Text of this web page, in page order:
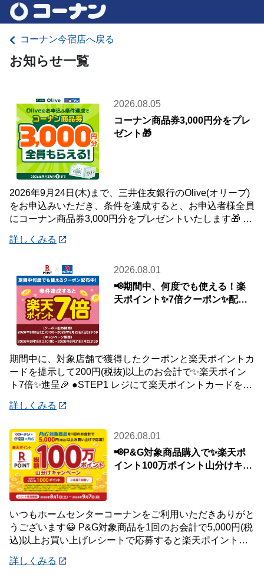
コーナン今宿店へ戻る
お知らせ一覧
2026.08.05
コーナン商品券3,000円分をプレ
ゼント🎁
2026年9月24日(木)まで、三井住友銀行のOlive(オリーブ)
をお申込みいただき、条件を達成すると、お申込者様全員
にコーナン商品券3,000円分をプレゼントいたします🎁 詳
詳しくみる
2026.08.01
📢期間中、何度でも使える！楽
天ポイント✨7倍クーポン✨配布
期間中に、対象店舗で獲得したクーポンと楽天ポイントカ
ードを提示して200円(税抜)以上のお会計で✨楽天ポイン
ト7倍✨進呈🎉 ●STEP1 レジにて楽天ポイントカードを提
詳しくみる
2026.08.01
📢P&G対象商品購入で✨楽天ポ
イント100万ポイント山分けキャ
いつもホームセンターコーナンをご利用いただきありがと
うございます😀 P&G対象商品を1回のお会計で5,000円(税
込)以上お買い上げレシートで応募すると楽天ポイント総
詳しくみる